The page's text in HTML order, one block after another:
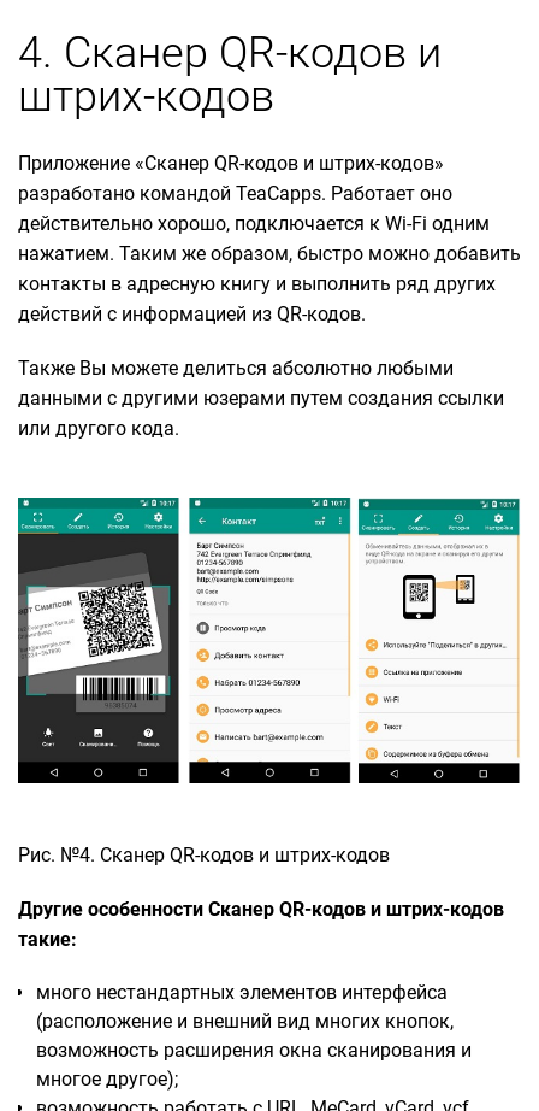
4. Сканер QR-кодов и
штрих-кодов
Приложение «Сканер QR-кодов и штрих-кодов»
разработано командой TeaCapps. Работает оно
действительно хорошо, подключается к Wi-Fi одним
нажатием. Таким же образом, быстро можно добавить
контакты в адресную книгу и выполнить ряд других
действий с информацией из QR-кодов.
Также Вы можете делиться абсолютно любыми
данными с другими юзерами путем создания ссылки
или другого кода.
Рис. №4. Сканер QR-кодов и штрих-кодов
Другие особенности Сканер QR-кодов и штрих-кодов
такие:
много нестандартных элементов интерфейса
(расположение и внешний вид многих кнопок,
возможность расширения окна сканирования и
многое другое);